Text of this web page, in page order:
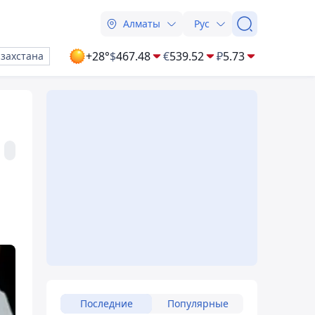
Алматы Рус
+28°$467.48 €539.52 ₽5.73
Последние Популярные